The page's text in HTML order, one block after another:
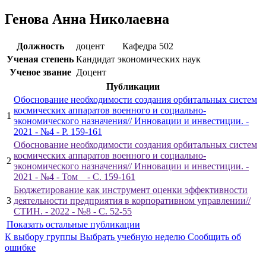
Генова Анна Николаевна
Должность доцент
Кафедра 502
Ученая степень Кандидат экономических наук
Ученое звание Доцент
Публикации
1
Обоснование необходимости создания орбитальных систем
космических аппаратов военного и социально-
экономического назначения// Инновации и инвестиции. -
2021 - №4 - P. 159-161
2
Обоснование необходимости создания орбитальных систем
космических аппаратов военного и социально-
экономического назначения// Инновации и инвестиции. -
2021 - №4 - Том _ - С. 159-161
3
Бюджетирование как инструмент оценки эффективности
деятельности предприятия в корпоративном управлении//
СТИН. - 2022 - №8 - С. 52-55
Показать остальные публикации
К выбору группы Выбрать учебную неделю Сообщить об
ошибке